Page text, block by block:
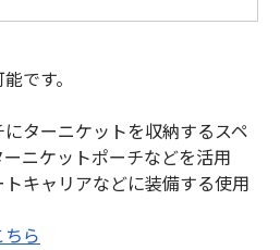
です。
ターニケットを収納するスペ
ニケットポーチなどを活用
キャリアなどに装備する使用
ら